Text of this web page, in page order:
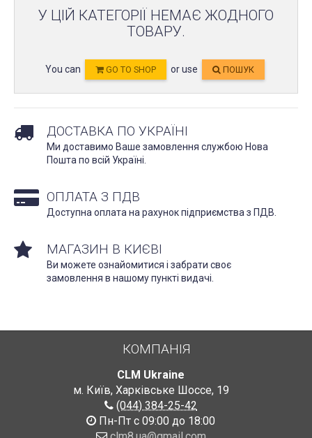
У ЦІЙ КАТЕГОРІЇ НЕМАЄ ЖОДНОГО
ТОВАРУ.
You can GO TO SHOP or use ПОШУК
ДОСТАВКА ПО УКРАЇНІ
Ми доставимо Ваше замовлення службою Нова
Пошта по всій Україні.
ОПЛАТА З ПДВ
Доступна оплата на рахунок підприємства з ПДВ.
МАГАЗИН В КИЄВІ
Ви можете ознайомитися і забрати своє
замовлення в нашому пункті видачі.
КОМПАНІЯ
CLM Ukraine
м. Київ, Харківське Шоссе, 19
(044) 384-25-42
Пн-Пт с 09:00 до 18:00